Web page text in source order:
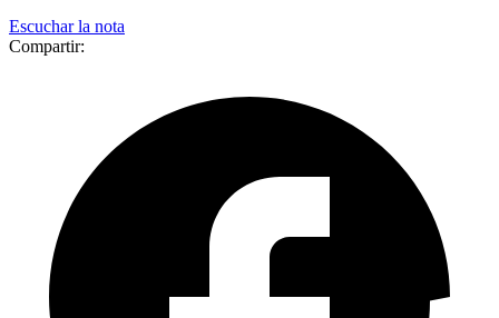
Escuchar la nota
Compartir: